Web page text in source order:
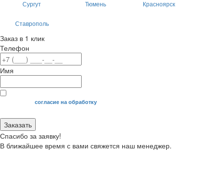
Сургут Тюмень Красноярск
Ставрополь
Заказ в 1 клик
Телефон
Имя
Я даю своесогласие на обработку
Заказать
Спасибо за заявку!
В ближайшее время с вами свяжется наш менеджер.